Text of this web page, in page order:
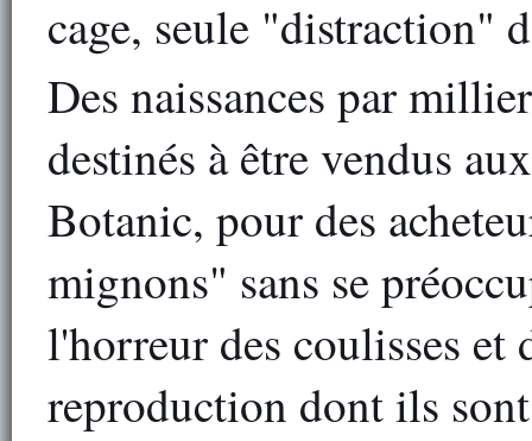
cage, seule "distraction"
Des naissances par
destinés à être vendus
Botanic, pour des
mignons" sans se
l'horreur des coulisses et
reproduction dont ils